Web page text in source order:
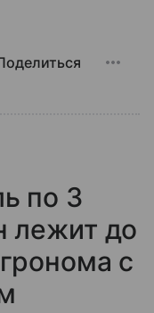
по 3
лежит до
с